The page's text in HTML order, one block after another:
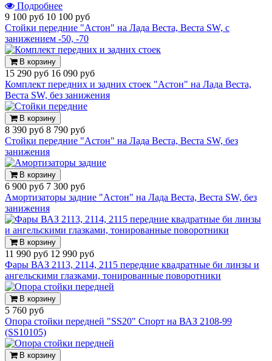
Подробнее
9 100 руб 10 100 руб
Стойки передние "Астон" на Лада Веста, Веста SW, с
занижением -50, -70
В корзину
15 290 руб 16 090 руб
Комплект передних и задних стоек "Астон" на Лада Веста,
Веста SW, без занижения
В корзину
8 390 руб 8 790 руб
Стойки передние "Астон" на Лада Веста, Веста SW, без
занижения
В корзину
6 900 руб 7 300 руб
Амортизаторы задние "Астон" на Лада Веста, Веста SW, без
занижения
В корзину
11 990 руб 12 990 руб
Фары ВАЗ 2113, 2114, 2115 передние квадратные би линзы и
ангельскими глазками, тонированные поворотники
В корзину
5 760 руб
Опора стойки передней "SS20" Спорт на ВАЗ 2108-99
(SS10105)
В корзину